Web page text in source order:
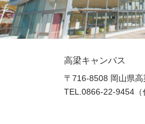
高梁キャンパス
〒716-8508 岡山県
TEL.0866-22-9454（